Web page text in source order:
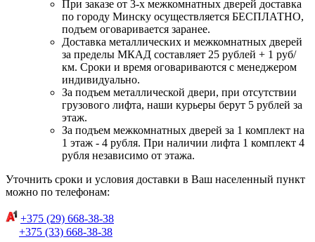
При заказе от 3-х межкомнатных дверей доставка
по городу Минску осуществляется БЕСПЛАТНО,
подъем оговаривается заранее.
Доставка металлических и межкомнатных дверей
за пределы МКАД составляет 25 рублей + 1 руб/
км. Сроки и время оговариваются с менеджером
индивидуально.
За подъем металлической двери, при отсутствии
грузового лифта, наши курьеры берут 5 рублей за
этаж.
За подъем межкомнатных дверей за 1 комплект на
1 этаж - 4 рубля. При наличии лифта 1 комплект 4
рубля независимо от этажа.
Уточнить сроки и условия доставки в Ваш населенный пункт
можно по телефонам:
+375 (29) 668-38-38
+375 (33) 668-38-38